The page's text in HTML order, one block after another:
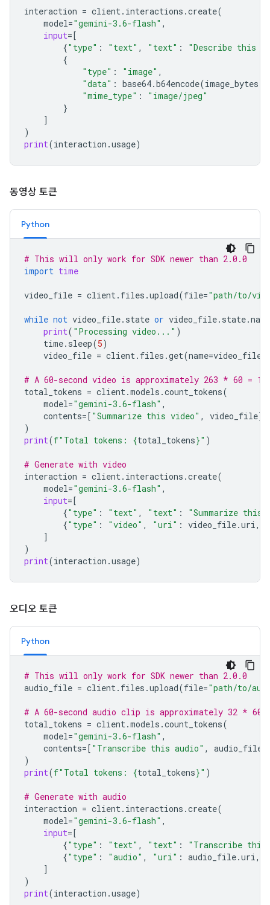
interaction = client. interactions .create(
model="gemini-3.6-flash" ,
input=[
{"type" : "text" , "text" :
"Describe this
{
"type" : "image" ,
"data" : base64.b64encode(image_bytes
"mime_type" :
"image/jpeg"
}
]
)
print(interaction .usage)
동영상 토큰
Python
# This will only work for SDK newer than 2.0.0
import time
video_file = client. files .upload(file="path/to/
while not video_file. state or video_file. state.name
print( "Processing video..." )
time. sleep(5)
video_file = client. files .get(name=video_file
# A 60-second video is approximately 263 * 60 =
total_tokens = client.models .count_tokens(
model="gemini-3.6-flash" ,
contents=[ "Summarize this video" , video_file]
)
print(f"Total tokens: {total_tokens}" )
# Generate with video
interaction = client. interactions .create(
model="gemini-3.6-flash" ,
input=[
{"type" : "text" , "text" :
"Summarize this
{"type" : "video" , "uri" : video_file.uri,
]
)
print(interaction .usage)
오디오 토큰
Python
# This will only work for SDK newer than 2.0.0
audio_file = client. files .upload(file="path/to/
# A 60-second audio clip is approximately 32 * 60
total_tokens = client.models .count_tokens(
model="gemini-3.6-flash" ,
contents=[ "Transcribe this audio" , audio_file
)
print(f"Total tokens: {total_tokens}" )
# Generate with audio
interaction = client. interactions .create(
model="gemini-3.6-flash" ,
input=[
{"type" : "text" , "text" :
"Transcribe this
{"type" : "audio" , "uri" : audio_file.uri,
]
)
print(interaction .usage)